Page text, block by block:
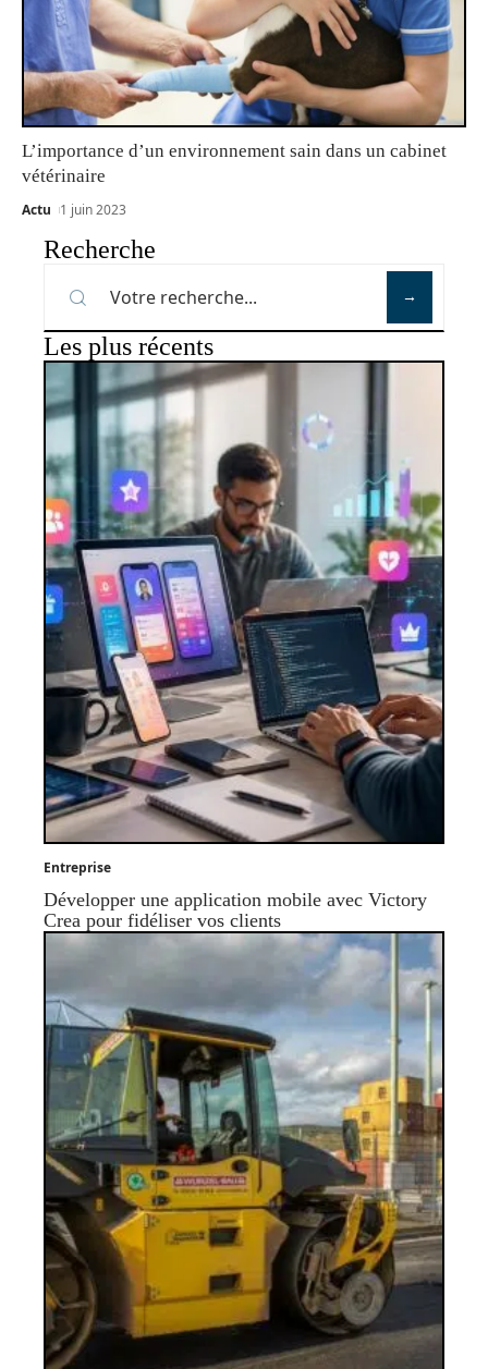
L’importance d’un environnement sain dans un cabinet
vétérinaire
Actu 1 juin 2023
Recherche
Les plus récents
Entreprise
Développer une application mobile avec Victory
Crea pour fidéliser vos clients